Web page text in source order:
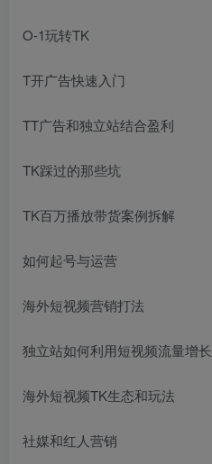
O-1玩转TK
T开广告快速入门
TT广告和独立站结合盈利
TK踩过的那些坑
TK百万播放带货案例拆解
如何起号与运营
海外短视频营销打法
独立站如何利用短视频流量增长
海外短视频TK生态和玩法
社媒和红人营销